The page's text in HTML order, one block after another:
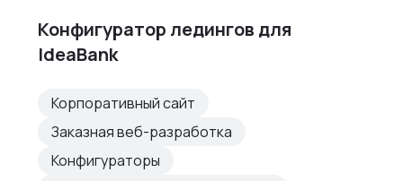
Конфигуратор ледингов для
IdeaBank
Корпоративный сайт
Заказная веб-разработка
Конфигураторы